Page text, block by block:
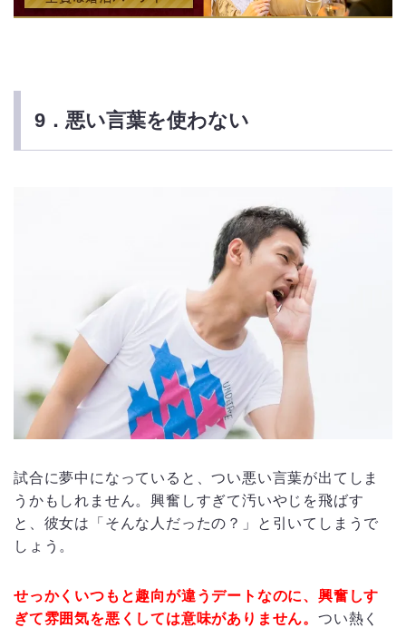
9．悪い言葉を使わない
試合に夢中になっていると、つい悪い言葉が出てしま
うかもしれません。興奮しすぎて汚いやじを飛ばす
と、彼女は「そんな人だったの？」と引いてしまうで
しょう。
せっかくいつもと趣向が違うデートなのに、興奮しす
ぎて雰囲気を悪くしては意味がありません。 つい熱く